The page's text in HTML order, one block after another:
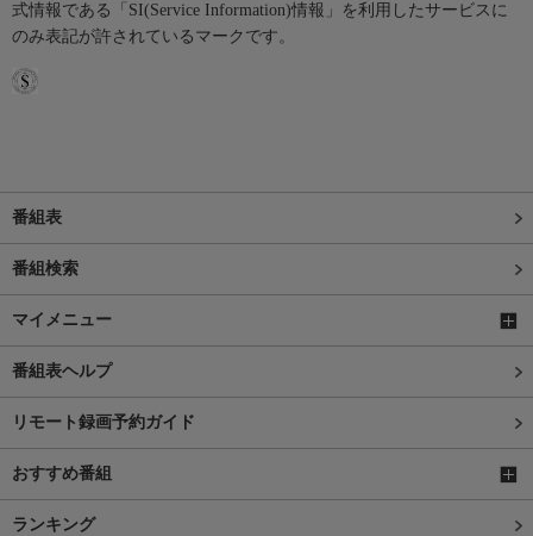
式情報である「SI(Service Information)情報」を利用したサービスに
のみ表記が許されているマークです。
番組表
番組検索
マイメニュー
番組表ヘルプ
リモート録画予約ガイド
おすすめ番組
ランキング